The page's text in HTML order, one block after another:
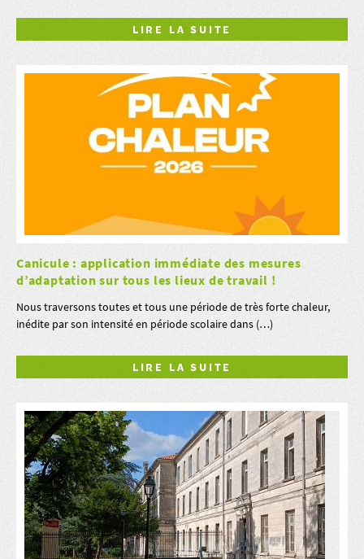
LIRE LA SUITE
Canicule : application immédiate des mesures
d’adaptation sur tous les lieux de travail !
Nous traversons toutes et tous une période de très forte chaleur,
inédite par son intensité en période scolaire dans (…)
LIRE LA SUITE